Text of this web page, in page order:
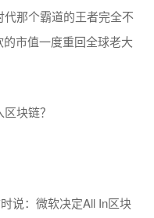
那个霸道的王者完全不
市值一度重回全球老大
说：微软决定All In区块